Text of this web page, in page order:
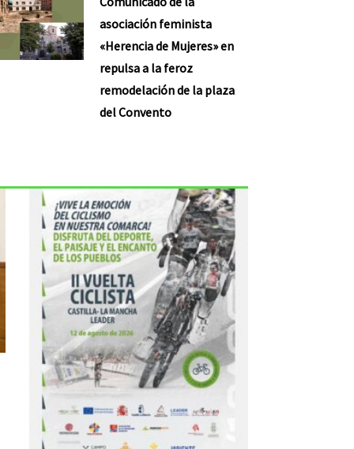
asociación feminista
«Herencia de Mujeres» en
repulsa a la feroz
remodelación de la plaza
del Convento